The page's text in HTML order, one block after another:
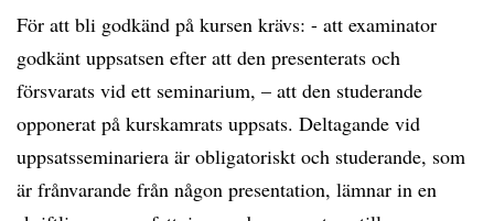
För att bli godkänd på kursen krävs: - att examinator
godkänt uppsatsen efter att den presenterats och
försvarats vid ett seminarium, – att den studerande
opponerat på kurskamrats uppsats. Deltagande vid
uppsatsseminariera är obligatoriskt och studerande, som
är frånvarande från någon presentation, lämnar in en